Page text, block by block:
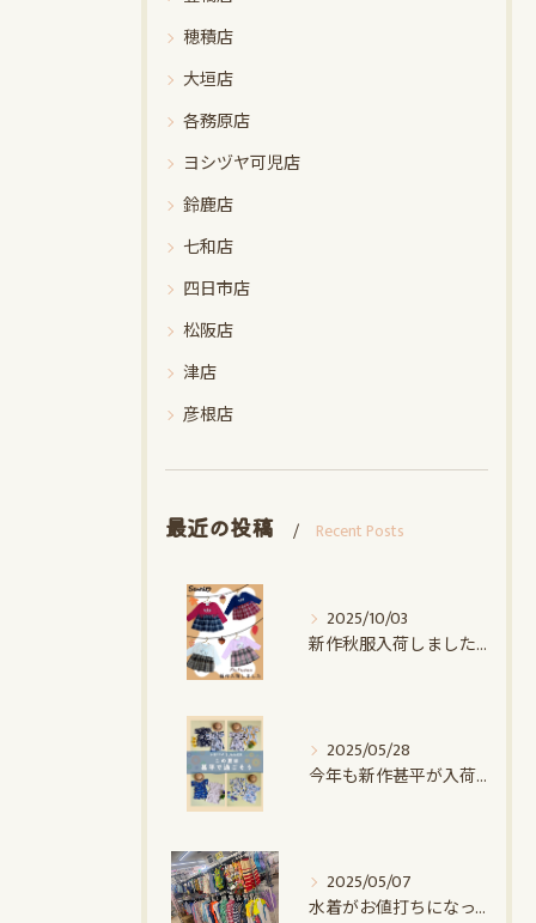
穂積店
大垣店
各務原店
ヨシヅヤ可児店
鈴鹿店
七和店
四日市店
松阪店
津店
彦根店
最近の投稿 Recent Posts
2025/10/03
新作秋服入荷しました♪｜赤ちゃんデパート水谷
2025/05/28
今年も新作甚平が入荷しました｜赤ちゃんデパート水谷
2025/05/07
水着がお値打ちになってます！！｜赤ちゃんデパート水谷